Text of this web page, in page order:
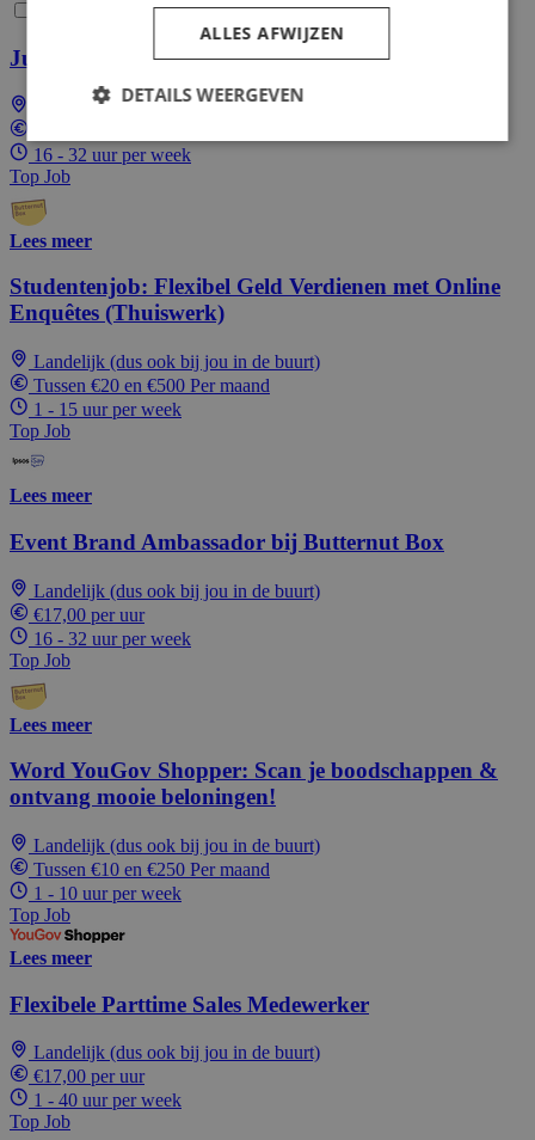
Ja, email mij de nieuwste vacatures van deze zoekopdracht!
Junior Sales Medewerker bij Butternut Box
Landelijk (dus ook bij jou in de buurt)
16 - 32 uur per week
Top Job
Lees meer
Studentenjob: Flexibel Geld Verdienen met Online
Enquêtes (Thuiswerk)
Landelijk (dus ook bij jou in de buurt)
Tussen €20 en €500 Per maand
1 - 15 uur per week
Top Job
Lees meer
Event Brand Ambassador bij Butternut Box
Landelijk (dus ook bij jou in de buurt)
€17,00 per uur
16 - 32 uur per week
Top Job
Lees meer
Word YouGov Shopper: Scan je boodschappen &
ontvang mooie beloningen!
Landelijk (dus ook bij jou in de buurt)
Tussen €10 en €250 Per maand
1 - 10 uur per week
Top Job
Lees meer
Flexibele Parttime Sales Medewerker
Landelijk (dus ook bij jou in de buurt)
€17,00 per uur
1 - 40 uur per week
Top Job
ALLES AFWIJZEN
DETAILS WEERGEVEN